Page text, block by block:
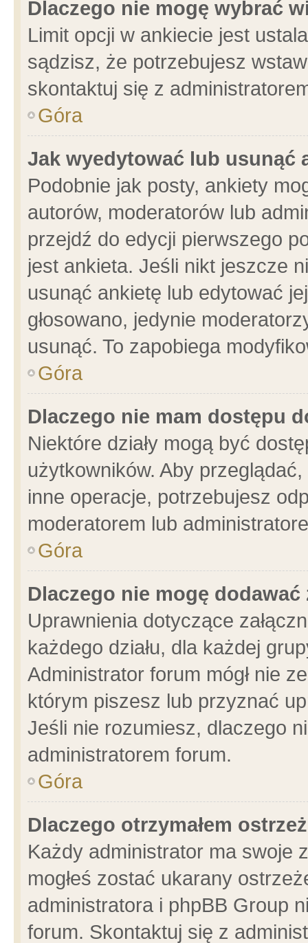
Dlaczego nie mogę wybrać
Limit opcji w ankiecie jest
sądzisz, że potrzebujesz
skontaktuj się z
Góra
Jak wyedytować lub usunąć
Podobnie jak posty, ankiety
autorów, moderatorów lub
przejdź do edycji pierwszego
jest ankieta. Jeśli nikt jeszcze
usunąć ankietę lub edytować
głosowano, jedynie
usunąć. To zapobiega
Góra
Dlaczego nie mam dostępu
Niektóre działy mogą być
użytkowników. Aby
inne operacje, potrzebujesz
moderatorem lub
Góra
Dlaczego nie mogę dodawać
Uprawnienia dotyczące
każdego działu, dla każdej
Administrator forum mógł nie
którym piszesz lub przyznać
Jeśli nie rozumiesz, dlaczego
administratorem forum.
Góra
Dlaczego otrzymałem
Każdy administrator ma swoje
mogłeś zostać ukarany
administratora i phpBB Group
forum. Skontaktuj się z